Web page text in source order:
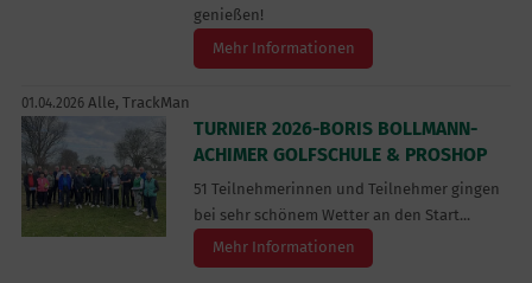
genießen!
Mehr Informationen
01.04.2026 Alle, TrackMan
TURNIER 2026-BORIS BOLLMANN-
ACHIMER GOLFSCHULE & PROSHOP
51 Teilnehmerinnen und Teilnehmer gingen
bei sehr schönem Wetter an den Start...
Mehr Informationen